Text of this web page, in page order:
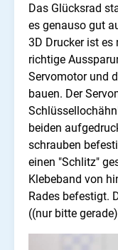
Das Glücksrad
es genauso gut
3D Drucker ist
richtige
Servomotor und
bauen. Der
beiden
schrauben
einen "Schlitz"
Klebeband von
Rades befestigt.
((nur bitte